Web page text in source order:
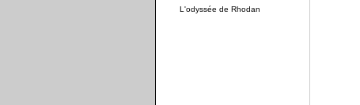
L'odyssée de Rhodan